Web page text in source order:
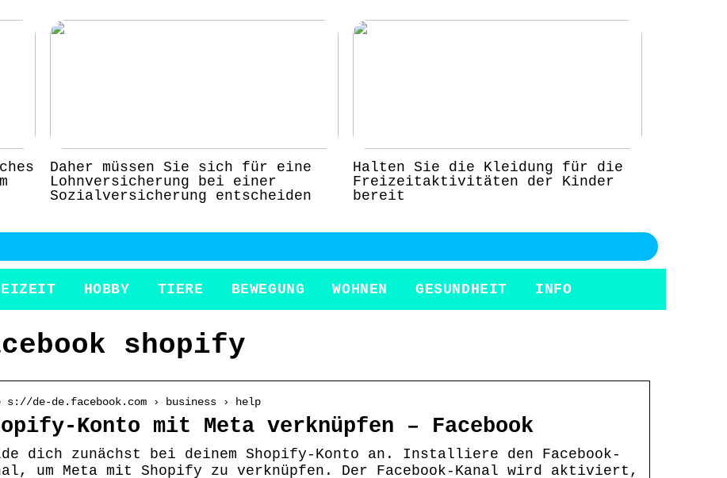
Daher müssen Sie sich für eine
Lohnversicherung bei einer
Sozialversicherung entscheiden
Halten Sie die Kleidung für die
Freizeitaktivitäten der Kinder
bereit
HOBBY TIERE BEWEGUNG WOHNEN GESUNDHEIT INFO
shopify
s://de-de.facebook.com › business › help
Konto mit Meta verknüpfen – Facebook
dich zunächst bei deinem Shopify-Konto an. Installiere den Facebook-
um Meta mit Shopify zu verknüpfen. Der Facebook-Kanal wird aktiviert,